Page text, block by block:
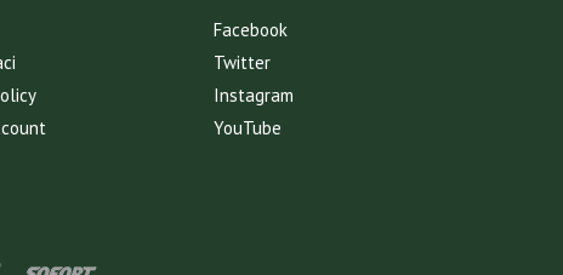
Facebook
Twitter
Instagram
YouTube